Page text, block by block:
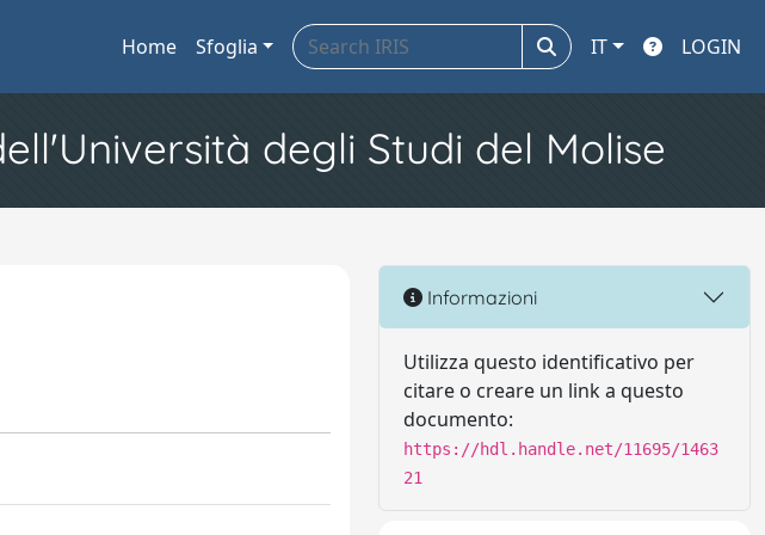
Home Sfoglia IT LOGIN
degli Studi del Molise
Informazioni
Utilizza questo identificativo per
citare o creare un link a questo
documento:
https://hdl.handle.net/11695/1463
21